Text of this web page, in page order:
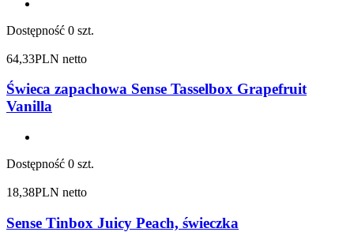
Dostępność 0 szt.
64,33PLN netto
Świeca zapachowa Sense Tasselbox Grapefruit
Vanilla
Dostępność 0 szt.
18,38PLN netto
Sense Tinbox Juicy Peach, świeczka